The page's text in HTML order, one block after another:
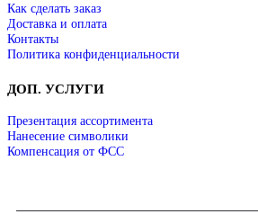
Как сделать заказ
Доставка и оплата
Контакты
Политика конфиденциальности
ДОП. УСЛУГИ
Презентация ассортимента
Нанесение символики
Компенсация от ФСС